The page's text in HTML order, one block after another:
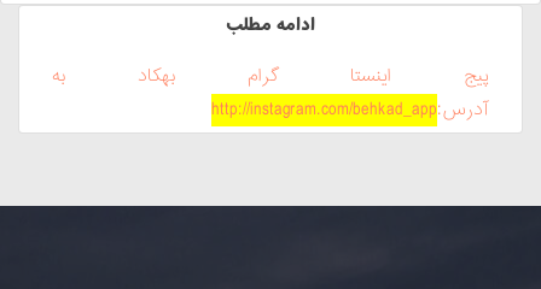
ادامه مطلب
پیج اینستا گرام بهکاد به
آدرس:http://instagram.com/behkad_app